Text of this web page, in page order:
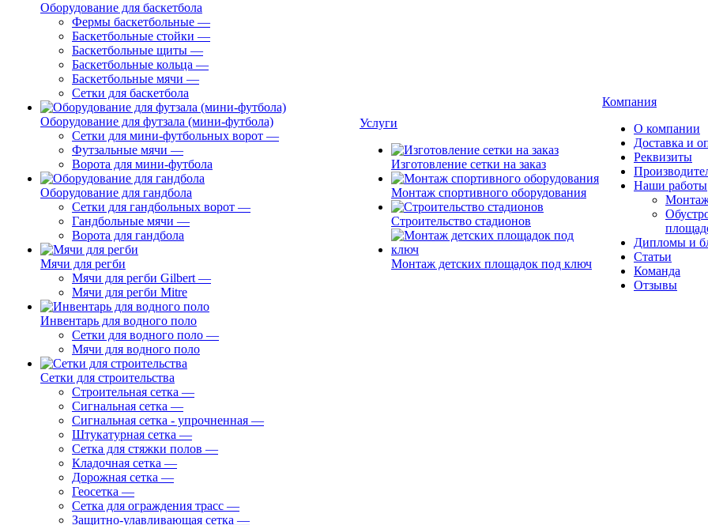
Оборудование для баскетбола
Фермы баскетбольные —
Баскетбольные стойки —
Баскетбольные щиты —
Баскетбольные кольца —
Баскетбольные мячи —
Сетки для баскетбола
Оборудование для футзала (мини-футбола)
Сетки для мини-футбольных ворот —
Футзальные мячи —
Ворота для мини-футбола
Оборудование для гандбола
Сетки для гандбольных ворот —
Гандбольные мячи —
Ворота для гандбола
Мячи для регби
Мячи для регби Gilbert —
Мячи для регби Mitre
Инвентарь для водного поло
Сетки для водного поло —
Мячи для водного поло
Сетки для строительства
Строительная сетка —
Сигнальная сетка —
Сигнальная сетка - упрочненная —
Штукатурная сетка —
Сетка для стяжки полов —
Кладочная сетка —
Дорожная сетка —
Геосетка —
Сетка для ограждения трасс —
Защитно-улавливающая сетка —
Услуги
Изготовление сетки на заказ
Монтаж спортивного оборудования
Строительство стадионов
Монтаж детских площадок под ключ
Компания
О компании
Доставка и
Реквизиты
Наши работы
Дипломы и
Статьи
Команда
Отзывы